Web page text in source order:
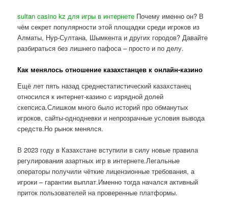
sultan casino kz для игры в интернете Почему именно он? В
чём секрет популярности этой площадки среди игроков из
Алматы, Нур-Султана, Шымкента и других городов? Давайте
разбираться без лишнего пафоса – просто и по делу.
Как менялось отношение казахстанцев к онлайн-казино
Ещё лет пять назад среднестатистический казахстанец
относился к интернет-казино с изрядной долей
скепсиса.Слишком много было историй про обманутых
игроков, сайты-однодневки и непрозрачные условия вывода
средств.Но рынок менялся.
В 2023 году в Казахстане вступили в силу новые правила
регулирования азартных игр в интернете.Легальные
операторы получили чёткие лицензионные требования, а
игроки – гарантии выплат.Именно тогда начался активный
приток пользователей на проверенные платформы.